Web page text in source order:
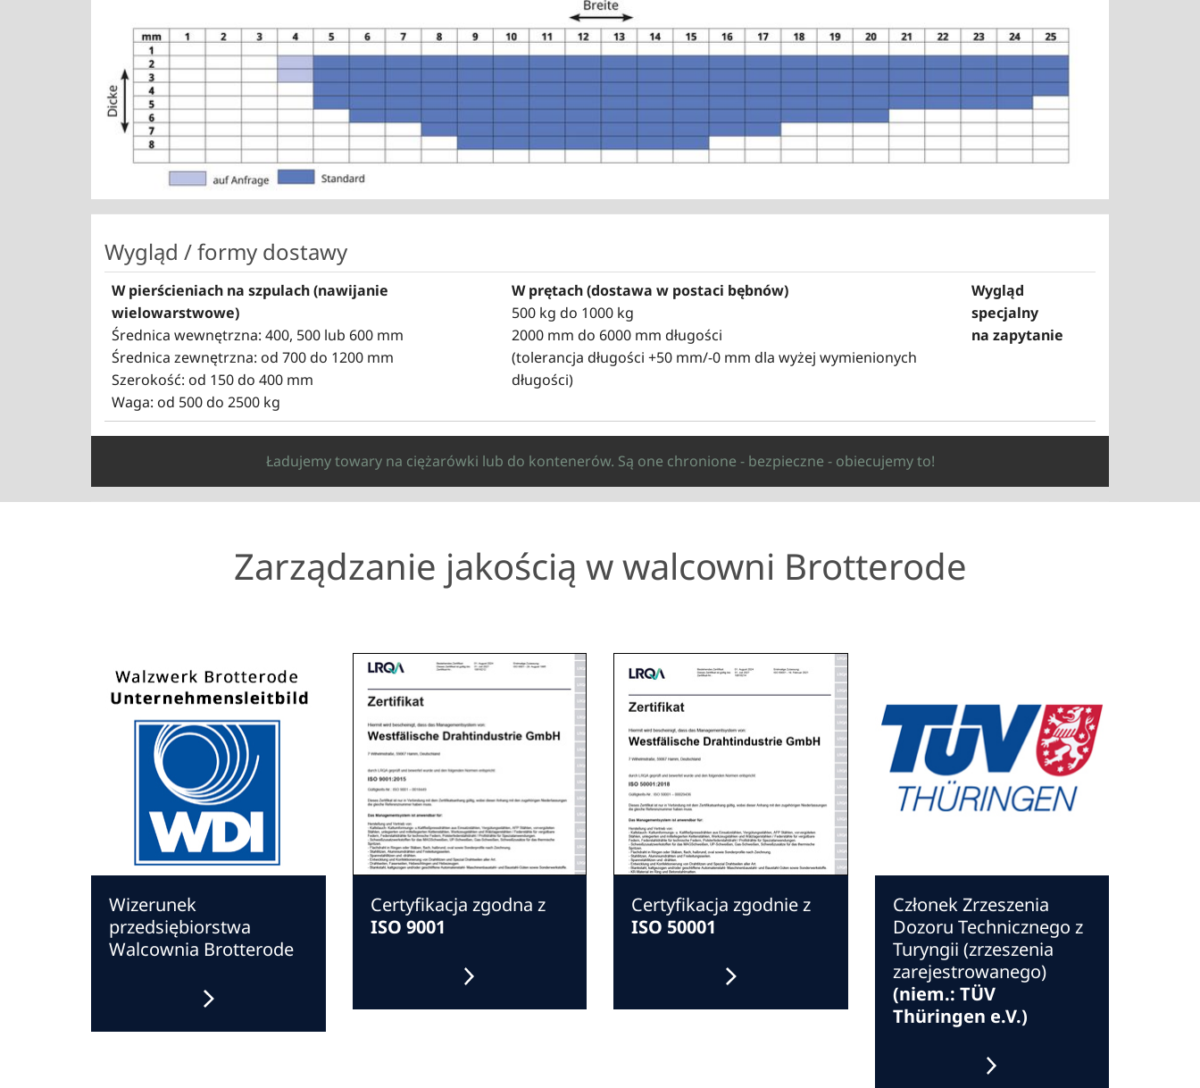
Wygląd / formy dostawy
W pierścieniach na szpulach (nawijanie
wielowarstwowe)
Średnica wewnętrzna: 400, 500 lub 600 mm
Średnica zewnętrzna: od 700 do 1200 mm
Szerokość: od 150 do 400 mm
Waga: od 500 do 2500 kg
W prętach (dostawa w postaci bębnów)
500 kg do 1000 kg
2000 mm do 6000 mm długości
(tolerancja długości +50 mm/-0 mm dla wyżej wymienionych
długości)
Wygląd
specjalny
na zapytanie
Ładujemy towary na ciężarówki lub do kontenerów. Są one chronione - bezpieczne - obiecujemy to!
Zarządzanie jakością w walcowni Brotterode
Wizerunek
przedsiębiorstwa
Walcownia Brotterode
Certyfikacja zgodna z
ISO 9001
Certyfikacja zgodnie z
ISO 50001
Członek Zrzeszenia
Dozoru Technicznego z
Turyngii (zrzeszenia
zarejestrowanego)
(niem.: TÜV
Thüringen e.V.)